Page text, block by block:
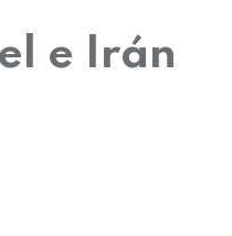
e Irán